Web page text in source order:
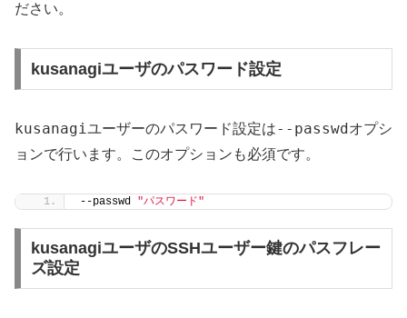
ださい。
kusanagiユーザのパスワード設定
kusanagi ユーザーのパスワード設定は--passwdオプシ
ョンで行います。このオプションも必須です。
--passwd "パスワード"
kusanagiユーザのSSHユーザー鍵のパスフレー
ズ設定